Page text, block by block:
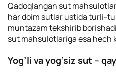
Qadoqlangan sut
har doim sutlar ustida turli-
muntazam tekshirib
sut mahsulotlariga esa hech
Yog’li va yog’siz sut –